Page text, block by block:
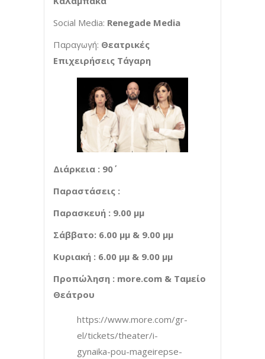
Social Media: Renegade Media
Παραγωγή: Θεατρικές
Επιχειρήσεις Τάγαρη
Διάρκεια : 90΄
Παραστάσεις :
Παρασκευή : 9.00 μμ
Σάββατο: 6.00 μμ & 9.00 μμ
Κυριακή : 6.00 μμ & 9.00 μμ
Προπώληση : more.com & Ταμείο
Θεάτρου
https://www.more.com/gr-
el/tickets/theater/i-
gynaika-pou-mageirepse-